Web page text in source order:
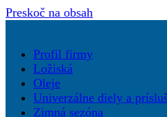
Preskoč na obsah
Profil firmy
Ložiská
Oleje
Univerzálne diely a
Zimná sezóna